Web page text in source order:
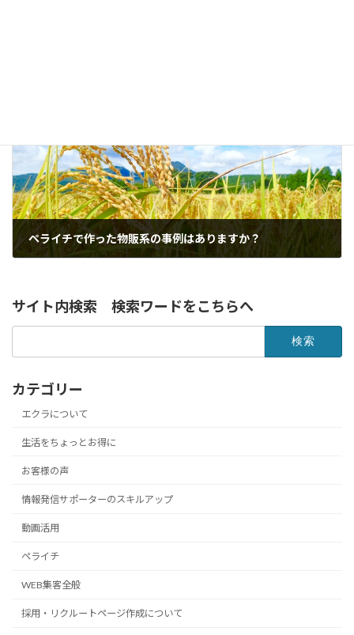
ペライチで作った物販系の事例はありますか？
サイト内検索 検索ワードをこちらへ
索:
カテゴリー
エクラについて
生活をちょっとお得に
お客様の声
情報発信サポーターのスキルアップ
動画活用
ペライチ
WEB集客全般
採用・リクルートページ作成について